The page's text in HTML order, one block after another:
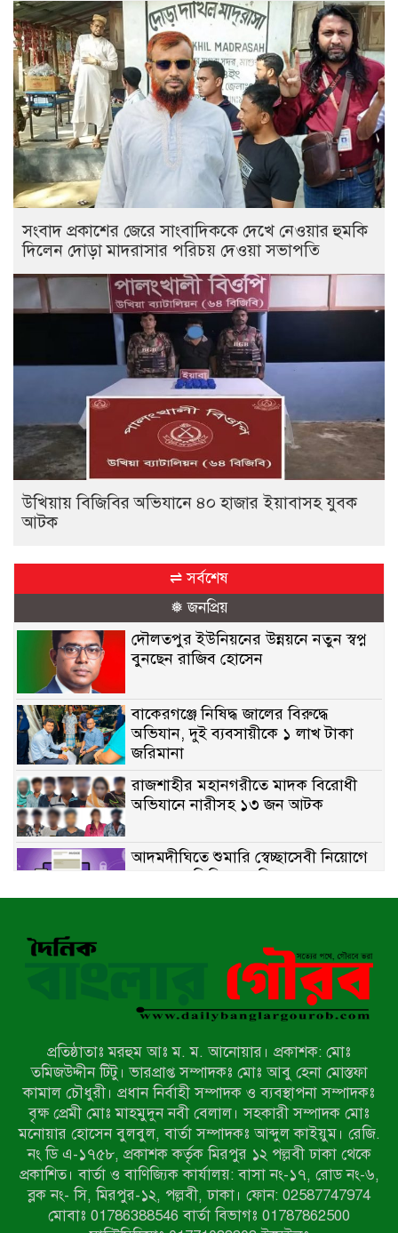
সংবাদ প্রকাশের জেরে সাংবাদিককে দেখে নেওয়ার হুমকি
দিলেন দোড়া মাদরাসার পরিচয় দেওয়া সভাপতি
উখিয়ায় বিজিবির অভিযানে ৪০ হাজার ইয়াবাসহ যুবক
আটক
⇌ সর্বশেষ
❅ জনপ্রিয়
দৌলতপুর ইউনিয়নের উন্নয়নে নতুন স্বপ্ন
বুনছেন রাজিব হোসেন
বাকেরগঞ্জে নিষিদ্ধ জালের বিরুদ্ধে
অভিযান, দুই ব্যবসায়ীকে ১ লাখ টাকা
জরিমানা
রাজশাহীর মহানগরীতে মাদক বিরোধী
অভিযানে নারীসহ ১৩ জন আটক
আদমদীঘিতে শুমারি স্বেচ্ছাসেবী নিয়োগে
যোগ্যতার ভিত্তিতে তালিকা প্রকাশ;
নির্বাচিতদের আ.লীগ ট্যাগে প্রচারণা
নেওয়ার হুমকি দিলেন দোড়া মাদরাসার
পরিচয় দেওয়া সভাপতি
উখিয়ায় বিজিবির অভিযানে ৪০ হাজার
ইয়াবাসহ যুবক আটক
পোরশায় ৭ মাসে ১৯ জনের অপমৃত্যু,
শীর্ষে আত্মহত্যা
হিন্দু বৌদ্ধ খ্রিস্টান কল্যাণ ফ্রন্টের
নীলফামারী কমিটি নিয়ে প্রশ্ন, প্রতিবাদে
সদস্য সচিব
দরিয়ানগরে প্যারাসেইলিং দুর্ঘটনায় পর্যটক
প্রতিষ্ঠাতাঃ মরহুম আঃ ম. ম. আনোয়ার। প্রকাশক: মোঃ
তমিজউদ্দীন টিটু। ভারপ্রাপ্ত সম্পাদকঃ মোঃ আবু হেনা মোস্তফা
কামাল চৌধুরী। প্রধান নির্বাহী সম্পাদক ও ব্যবস্থাপনা সম্পাদকঃ
বৃক্ষ প্রেমী মোঃ মাহমুদুন নবী বেলাল। সহকারী সম্পাদক মোঃ
মনোয়ার হোসেন বুলবুল, বার্তা সম্পাদকঃ আব্দুল কাইয়ুম। রেজি.
নং ডি এ-১৭৫৮, প্রকাশক কর্তৃক মিরপুর ১২ পল্লবী ঢাকা থেকে
প্রকাশিত। বার্তা ও বাণিজ্যিক কার্যালয়: বাসা নং-১৭, রোড নং-৬,
ব্লক নং- সি, মিরপুর-১২, পল্লবী, ঢাকা। ফোন: 02587747974
মোবাঃ 01786388546 বার্তা বিভাগঃ 01787862500